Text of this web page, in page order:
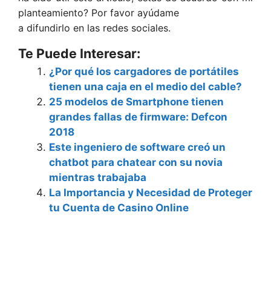
planteamiento? Por favor ayúdame
a difundirlo en las redes sociales.
Te Puede Interesar:
¿Por qué los cargadores de portátiles
tienen una caja en el medio del cable?
25 modelos de Smartphone tienen
grandes fallas de firmware: Defcon
2018
Este ingeniero de software creó un
chatbot para chatear con su novia
mientras trabajaba
La Importancia y Necesidad de Proteger
tu Cuenta de Casino Online